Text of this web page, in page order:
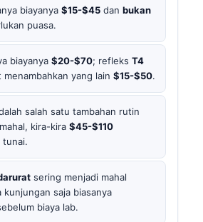
biayanya $15-$45 dan bukan
puasa.
biayanya $20-$70; refleks T4
menambahkan yang lain $15-$50.
salah satu tambahan rutin
kira-kira $45-$110
tunai.
sering menjadi mahal
kunjungan saja biasanya
biaya lab.